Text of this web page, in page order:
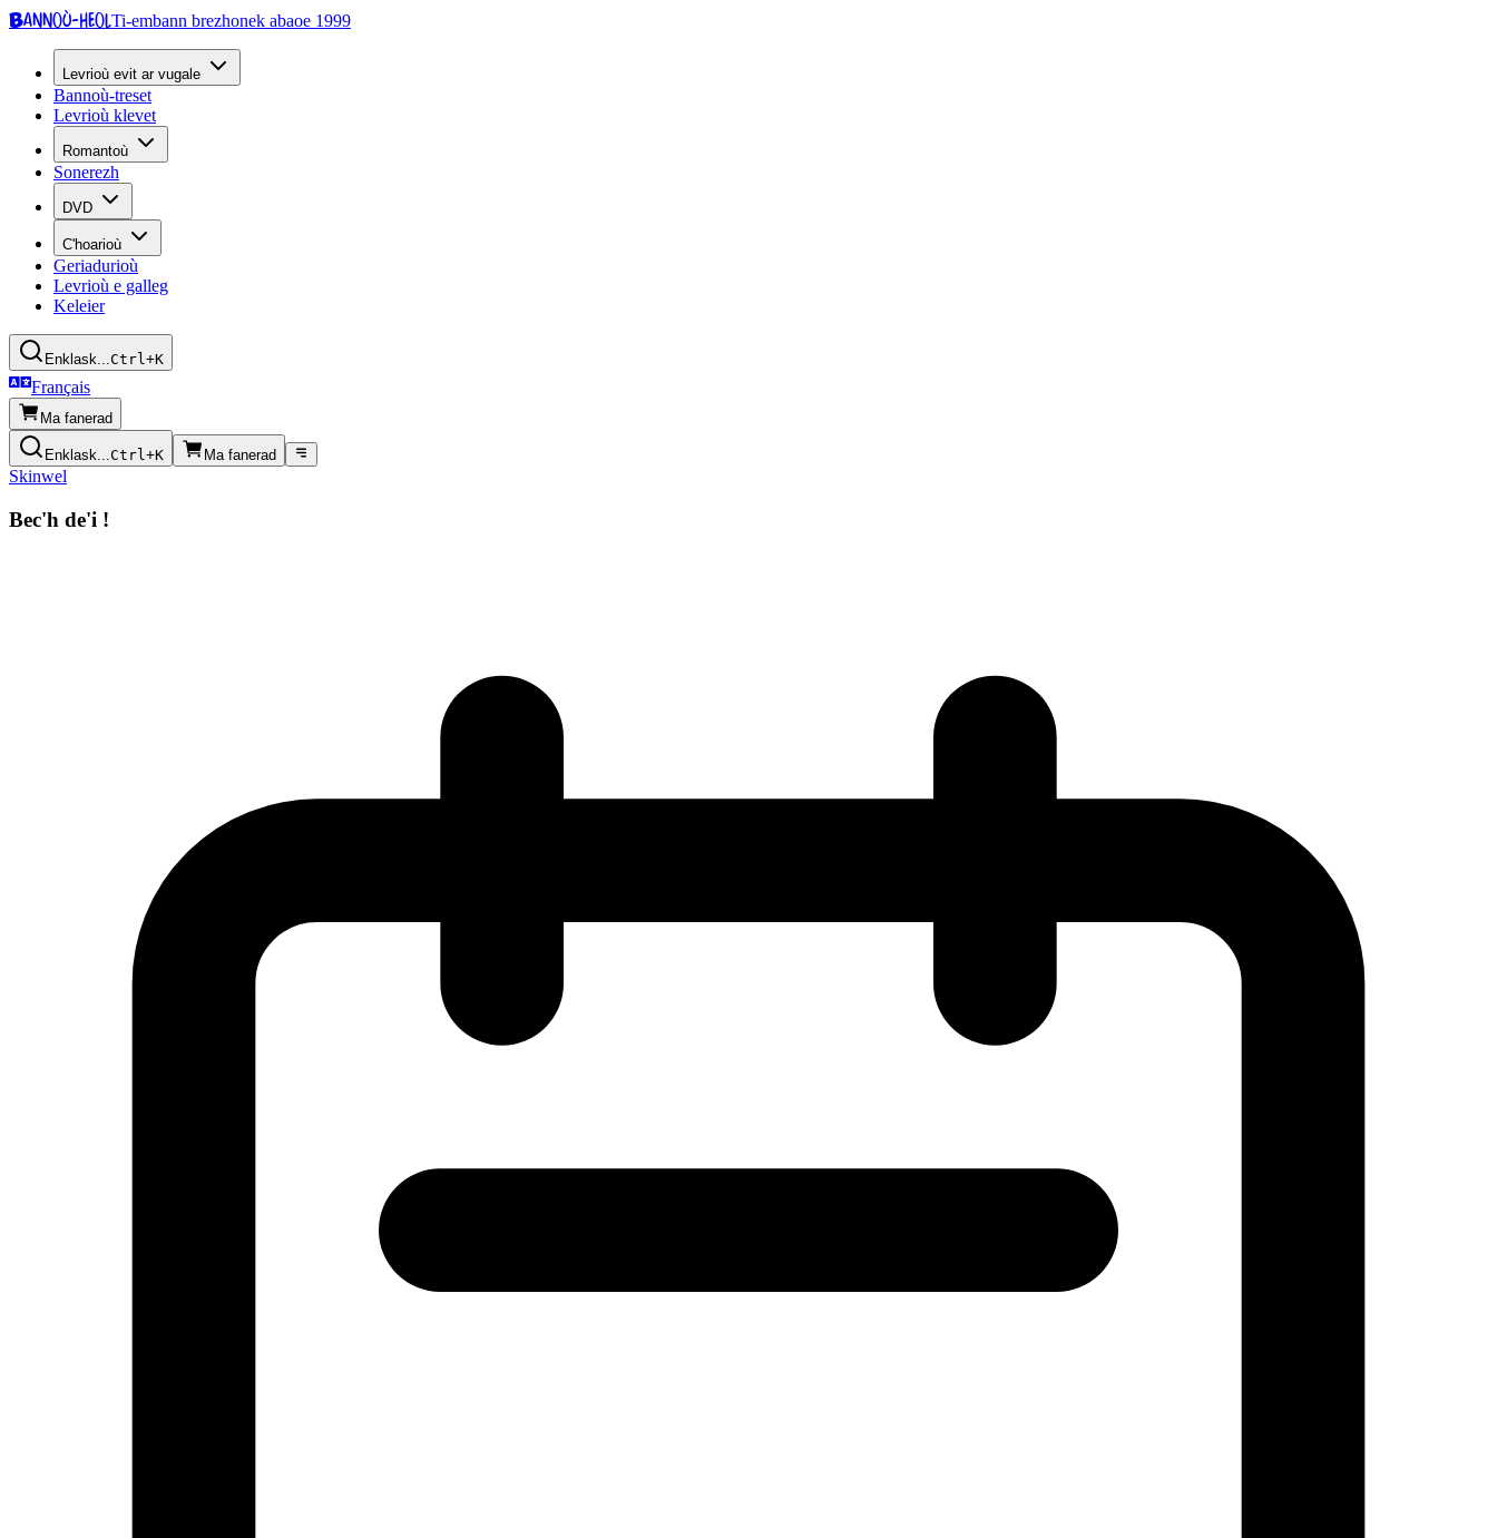
Bannoù-heolTi-embann brezhonek abaoe 1999
Levrioù evit ar vugale
Bannoù-treset
Levrioù klevet
Romantoù
Sonerezh
DVD
C'hoarioù
Geriadurioù
Levrioù e galleg
Keleier
Enklask...Ctrl+K
Français
Ma fanerad
Enklask...Ctrl+K Ma fanerad
Skinwel
Bec'h de'i !